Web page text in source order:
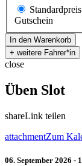
Standardpreis
Gutschein
close
Üben Slot
shareLink teilen
attachmentZum
06. September 2026 -